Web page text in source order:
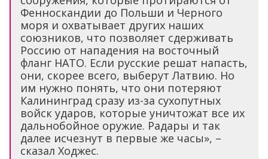
Фенноскандии до Польши и Черного
моря и охватывает других наших
союзников, что позволяет сдерживать
Россию от нападения на восточный
фланг НАТО. Если русские решат напасть,
они, скорее всего, выберут Латвию. Но
им нужно понять, что они потеряют
Калининград сразу из-за сухопутных
войск ударов, которые уничтожат все их
дальнобойное оружие. Радары и так
далее исчезнут в первые же часы», –
сказал Ходжес.